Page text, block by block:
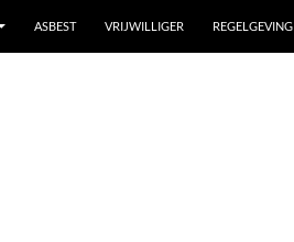
ASBEST VRIJWILLIGER REGELGEVING